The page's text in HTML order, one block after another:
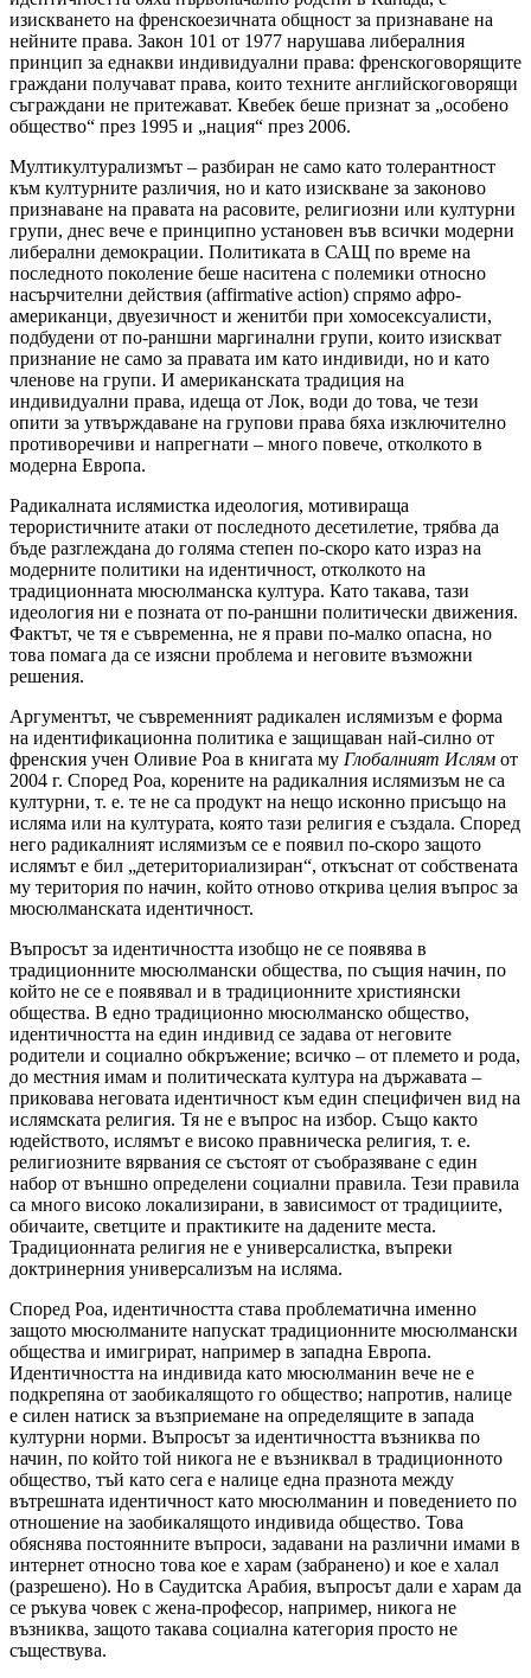
изискването на френскоезичната общност за признаване на
нейните права. Закон 101 от 1977 нарушава либералния
принцип за еднакви индивидуални права: френскоговорящите
граждани получават права, които техните английскоговорящи
съграждани не притежават. Квебек беше признат за „особено
общество“ през 1995 и „нация“ през 2006.
Мултикултурализмът – разбиран не само като толерантност
към културните различия, но и като изискване за законово
признаване на правата на расовите, религиозни или културни
групи, днес вече е принципно установен във всички модерни
либерални демокрации. Политиката в САЩ по време на
последното поколение беше наситена с полемики относно
насърчителни действия (affirmative action) спрямо афро-
американци, двуезичност и женитби при хомосексуалисти,
подбудени от по-раншни маргинални групи, които изискват
признание не само за правата им като индивиди, но и като
членове на групи. И американската традиция на
индивидуални права, идеща от Лок, води до това, че тези
опити за утвърждаване на групови права бяха изключително
противоречиви и напрегнати – много повече, отколкото в
модерна Европа.
Радикалната ислямистка идеология, мотивираща
терористичните атаки от последното десетилетие, трябва да
бъде разглеждана до голяма степен по-скоро като израз на
модерните политики на идентичност, отколкото на
традиционната мюсюлманска култура. Като такава, тази
идеология ни е позната от по-раншни политически движения.
Фактът, че тя е съвременна, не я прави по-малко опасна, но
това помага да се изясни проблема и неговите възможни
решения.
Аргументът, че съвременният радикален ислямизъм е форма
на идентификационна политика е защищаван най-силно от
френския учен Оливие Роа в книгата му Глобалният Ислям от
2004 г. Според Роа, корените на радикалния ислямизъм не са
културни, т. е. те не са продукт на нещо исконно присъщо на
исляма или на културата, която тази религия е създала. Според
него радикалният ислямизъм се е появил по-скоро защото
ислямът е бил „детериториализиран“, откъснат от собствената
му територия по начин, който отново открива целия въпрос за
мюсюлманската идентичност.
Въпросът за идентичността изобщо не се появява в
традиционните мюсюлмански общества, по същия начин, по
който не се е появявал и в традиционните християнски
общества. В едно традиционно мюсюлманско общество,
идентичността на един индивид се задава от неговите
родители и социално обкръжение; всичко – от племето и рода,
до местния имам и политическата култура на държавата –
приковава неговата идентичност към един специфичен вид на
ислямската религия. Тя не е въпрос на избор. Също както
юдейството, ислямът е високо правническа религия, т. е.
религиозните вярвания се състоят от съобразяване с един
набор от външно определени социални правила. Тези правила
са много високо локализирани, в зависимост от традициите,
обичаите, светците и практиките на дадените места.
Традиционната религия не е универсалистка, въпреки
доктринерния универсализъм на исляма.
Според Роа, идентичността става проблематична именно
защото мюсюлманите напускат традиционните мюсюлмански
общества и имигрират, например в западна Европа.
Идентичността на индивида като мюсюлманин вече не е
подкрепяна от заобикалящото го общество; напротив, налице
е силен натиск за възприемане на определящите в запада
културни норми. Въпросът за идентичността възниква по
начин, по който той никога не е възниквал в традиционното
общество, тъй като сега е налице една празнота между
вътрешната идентичност като мюсюлманин и поведението по
отношение на заобикалящото индивида общество. Това
обяснява постоянните въпроси, задавани на различни имами в
интернет относно това кое е харам (забранено) и кое е халал
(разрешено). Но в Саудитска Арабия, въпросът дали е харам да
се ръкува човек с жена-професор, например, никога не
възниква, защото такава социална категория просто не
съществува.